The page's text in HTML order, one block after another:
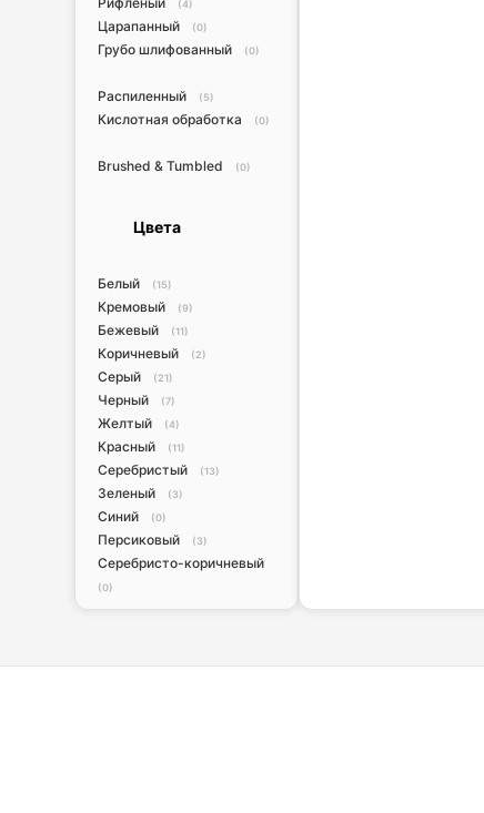
(4)
Царапанный (0)
Грубо шлифованный (0)
Распиленный (5)
Кислотная обработка (0)
Brushed & Tumbled (0)
Цвета
Белый (15)
Кремовый (9)
Бежевый (11)
Коричневый (2)
Серый (21)
Черный (7)
Желтый (4)
Красный (11)
Серебристый (13)
Зеленый (3)
Синий (0)
Персиковый (3)
Серебристо-коричневый
(0)